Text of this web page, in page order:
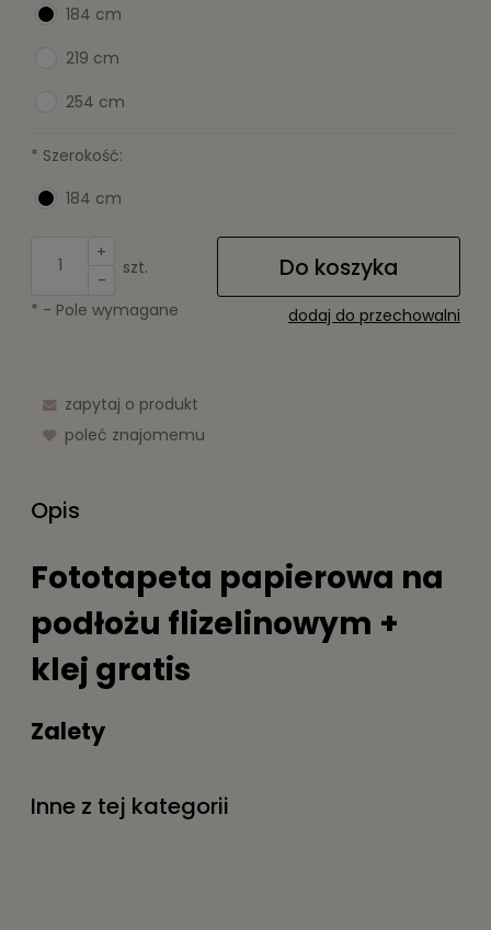
184 cm
219 cm
254 cm
* Szerokość:
184 cm
+
-
szt. Do koszyka
dodaj do przechowalni
* - Pole wymagane
zapytaj o produkt
poleć znajomemu
Opis
Fototapeta papierowa na
podłożu flizelinowym +
klej gratis
Zalety
ekologiczną
Łatwe i estetyczne przyklejanie, odklejanie na
Inne z tej kategorii